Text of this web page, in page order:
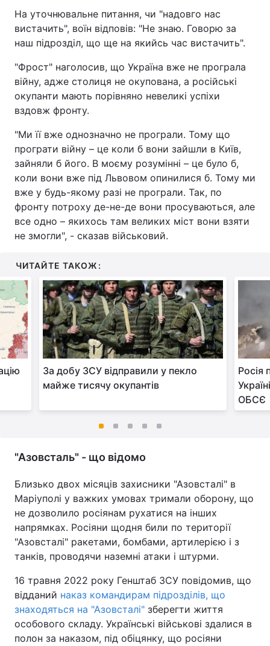
На уточнювальне питання, чи "надовго нас
вистачить", воїн відповів: "Не знаю. Говорю за
наш підрозділ, що ще на якийсь час вистачить".
"Фрост" наголосив, що Україна вже не програла
війну, адже столиця не окупована, а російські
окупанти мають порівняно невеликі успіхи
вздовж фронту.
"Ми її вже однозначно не програли. Тому що
програти війну – це коли б вони зайшли в Київ,
зайняли б його. В моєму розумінні – це було б,
коли вони вже під Львовом опинилися б. Тому ми
вже у будь-якому разі не програли. Так, по
фронту потроху де-не-де вони просуваються, але
все одно – якихось там великих міст вони взяти
не змогли", - сказав військовий.
ЧИТАЙТЕ ТАКОЖ:
За добу ЗСУ відправили у пекло
майже тисячу окупантів
Росія
ОБСЄ
"Азовсталь" - що відомо
Близько двох місяців захисники "Азовсталі" в
Маріуполі у важких умовах тримали оборону, що
не дозволило росіянам рухатися на інших
напрямках. Росіяни щодня били по території
"Азовсталі" ракетами, бомбами, артилерією і з
танків, проводячи наземні атаки і штурми.
16 травня 2022 року Генштаб ЗСУ повідомив, що
відданий наказ командирам підрозділів, що
знаходяться на "Азовсталі" зберегти життя
особового складу. Українські військові здалися в
полон за наказом, під обіцянку, що росіяни